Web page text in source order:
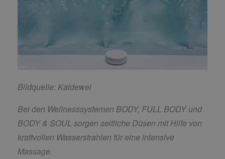
Bildquelle: Kaldewei
Bei den Wellnesssystemen BODY, FULL BODY und
BODY & SOUL sorgen seitliche Düsen mit Hilfe von
kraftvollen Wasserstrahlen für eine intensive
Massage.